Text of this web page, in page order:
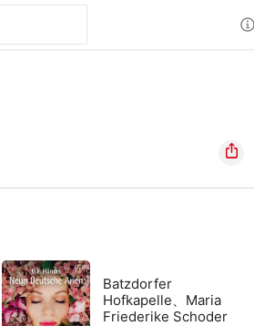
Batzdorfer
Hofkapelle、Maria
Friederike Schoder